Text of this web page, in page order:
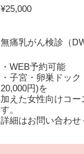
¥25,000
無痛乳がん検診（
・WEB予約可能
・子宮・卵巣ドッ
20,000円)を
加えた女性向けコー
す。
詳細はお問い合わせ